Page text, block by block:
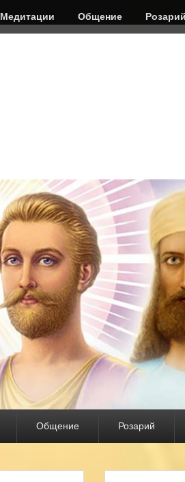
Медитации Общение Розарий
Общение Розарий